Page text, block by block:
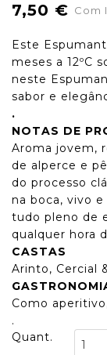
7,50 € Com
Este
meses a 12ºC
neste
sabor e
.
NOTAS DE
Aroma jovem,
de alperce e
do processo
na boca, vivo
tudo pleno de
qualquer hora
CASTAS
Arinto, Cercial
Como
.
Quant.